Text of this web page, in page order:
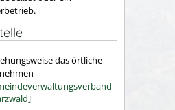
das örtliche